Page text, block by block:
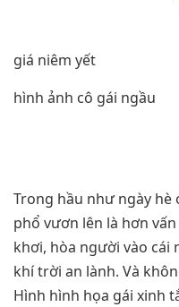
giá niêm yết
hình ảnh cô gái ngầu
Trong hầu như ngày
phổ vươn lên là hơn
khơi, hòa người vào cái
khí trời an lành. Và
Hình hình họa gái xinh